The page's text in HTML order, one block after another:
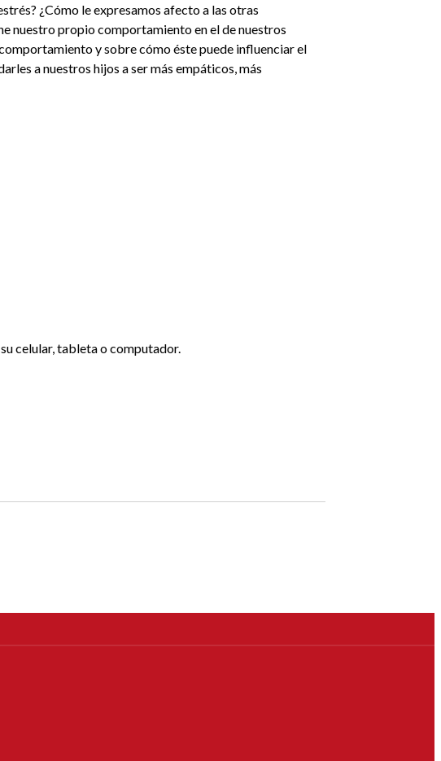
¿Cómo le expresamos afecto a las otras
nuestro propio comportamiento en el de nuestros
y sobre cómo éste puede influenciar el
a nuestros hijos a ser más empáticos, más
celular, tableta o computador.